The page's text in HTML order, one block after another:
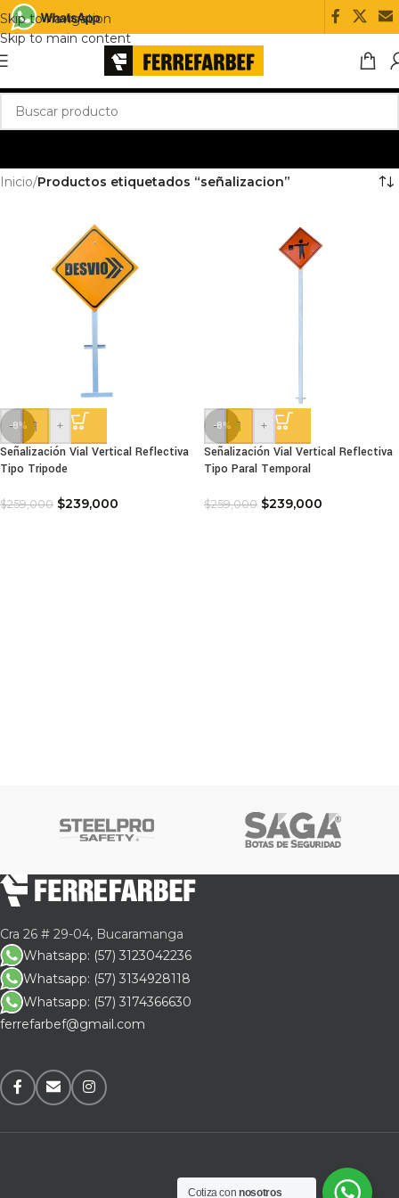
Skip to navigation
Skip to main content
Inicio/Productos etiquetados “señalizacion”
-8%
-
+
Señalización Vial Vertical Reflectiva
Tipo Tripode
$259,000 $239,000
-8%
-
+
Señalización Vial Vertical Reflectiva
Tipo Paral Temporal
$259,000 $239,000
Cra 26 # 29-04, Bucaramanga
Whatsapp: (57) 3123042236
Whatsapp: (57) 3134928118
Whatsapp: (57) 3174366630
ferrefarbef@gmail.com
Cotiza connosotros